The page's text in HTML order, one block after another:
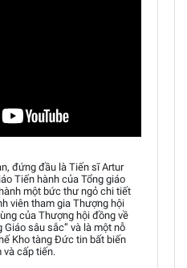
đứng đầu là Tiến sĩ Artur
Tiến hành của Tổng giáo
một bức thư ngỏ chi tiết
viên tham gia Thượng hội
của Thượng hội đồng về
Giáo sâu sắc” và là một nỗ
Kho tàng Đức tin bất biến
và cấp tiến.